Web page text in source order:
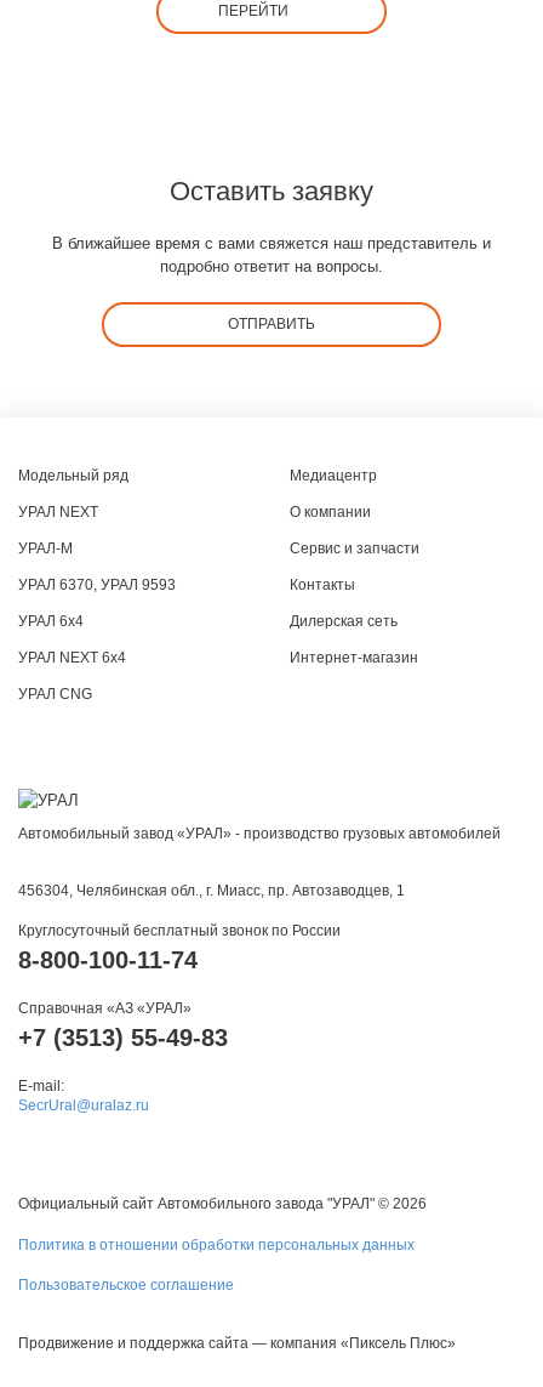
ПЕРЕЙТИ
Оставить заявку
В ближайшее время с вами свяжется наш представитель и
подробно ответит на вопросы.
ОТПРАВИТЬ
Модельный ряд
УРАЛ NEXT
УРАЛ-М
УРАЛ 6370, УРАЛ 9593
УРАЛ 6x4
УРАЛ NEXT 6x4
УРАЛ CNG
Медиацентр
О компании
Сервис и запчасти
Контакты
Дилерская сеть
Интернет-магазин
Автомобильный завод «УРАЛ» - производство грузовых автомобилей
456304, Челябинская обл., г. Миасс, пр. Автозаводцев, 1
Круглосуточный бесплатный звонок по России
8-800-100-11-74
Справочная «АЗ «УРАЛ»
+7 (3513) 55-49-83
E-mail:
SecrUral@uralaz.ru
Официальный сайт Автомобильного завода "УРАЛ" © 2026
Политика в отношении обработки персональных данных
Пользовательское соглашение
Продвижение и поддержка сайта — компания «Пиксель Плюс»